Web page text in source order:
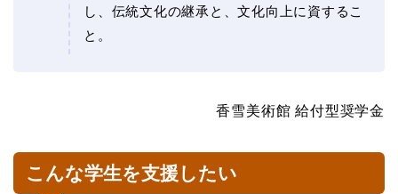
し、伝統文化の継承と、文化向上に資するこ
と。
香雪美術館 給付型奨学金
こんな学生を支援したい